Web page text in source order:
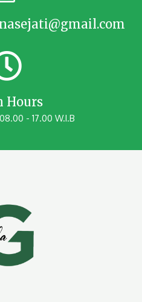
Hours
- 17.00 W.I.B